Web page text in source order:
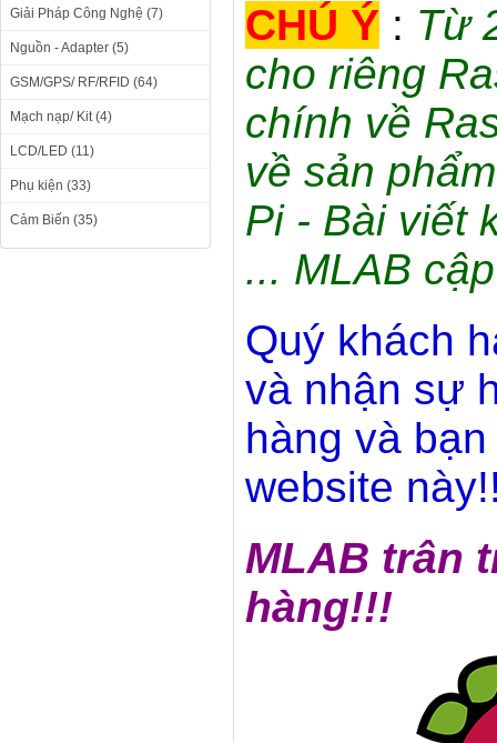
Giải Pháp Công Nghệ (7)
Nguồn - Adapter (5)
GSM/GPS/ RF/RFID (64)
Mạch nạp/ Kit (4)
LCD/LED (11)
Phụ kiện (33)
Cảm Biến (35)
CHÚ Ý : Từ
cho riêng
chính về
về sản
Pi - Bài viết
... MLAB
Quý khách
và nhận sự
hàng và
website
MLAB trân
hàng!!!